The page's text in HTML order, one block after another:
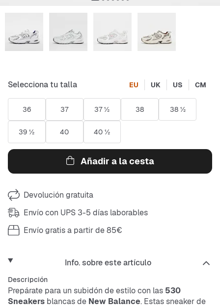
Selecciona tu talla EU UK US CM
36 37 37 ½ 38 38 ½
39 ½ 40 40 ½
Añadir a la cesta
Devolución gratuita
Envío con UPS 3-5 días laborables
Envío gratis a partir de 85€
Info. sobre este artículo
Descripción
Prepárate para un subidón de estilo con las 530
Sneakers blancas de New Balance. Estassneakerde